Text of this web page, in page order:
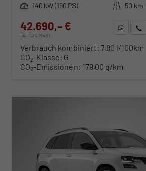
Leistung 140 kW (190 PS) Kilometerstand 50 km
42.690,– €
incl. 19% MwSt.
Verbrauch kombiniert: 7,80 l/100km
CO2-Klasse: G
CO2-Emissionen: 179,00 g/km